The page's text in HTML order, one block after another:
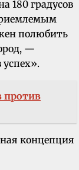
180 градусов
полюбить
—
против